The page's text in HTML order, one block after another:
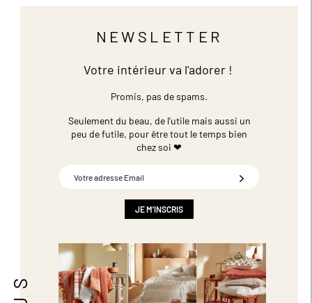
NEWSLETTER
Votre intérieur va l'adorer !
Promis, pas de spams.
Seulement du beau, de l'utile mais aussi un
peu de futile, pour être tout le temps bien
chez soi ❤
JE M'INSCRIS